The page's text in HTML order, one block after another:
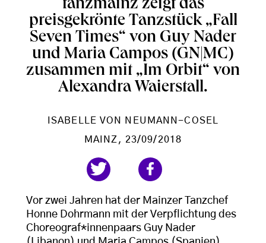
tanzmainz zeigt das
preisgekrönte Tanzstück „Fall
Seven Times“ von Guy Nader
und Maria Campos (GN|MC)
zusammen mit „Im Orbit“ von
Alexandra Waierstall.
ISABELLE VON NEUMANN-COSEL
MAINZ , 23/09/2018
Vor zwei Jahren hat der Mainzer Tanzchef
Honne Dohrmann mit der Verpflichtung des
Choreograf*innenpaars Guy Nader